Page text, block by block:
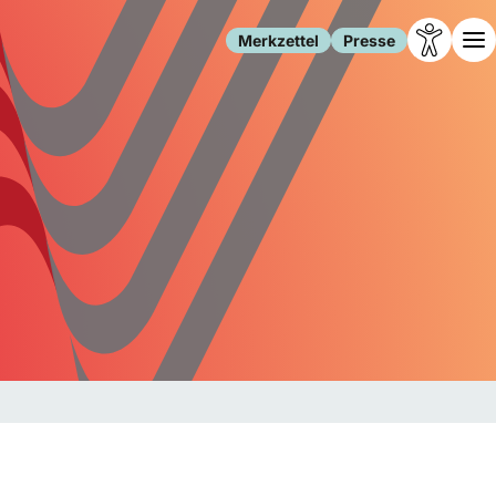
Merkzettel Presse
Leben
Familie
Freizeit
Gesundheit
Internet
Gesellschaft
Forschung
Migration
Polizei